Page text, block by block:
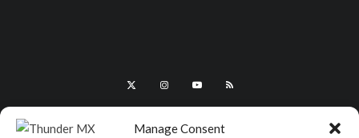
Manage Consent